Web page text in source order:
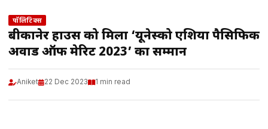
पॉलिटिक्स
बीकानेर हाउस को मिला ‘यूनेस्को एशिया पैसिफिक
अवार्ड ऑफ मेरिट 2023’ का सम्मान
Aniket 22 Dec 2023 1 min read